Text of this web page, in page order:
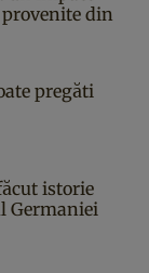
din
pregăti
istorie
Germaniei